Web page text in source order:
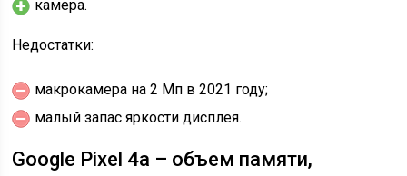
камера.
Недостатки:
макрокамера на 2 Мп в 2021 году;
малый запас яркости дисплея.
Google Pixel 4a – объем памяти,